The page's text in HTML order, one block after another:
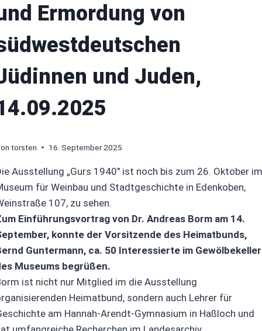
Ermordung von
und Juden,
torsten 16. September 2025
Ausstellung „Gurs 1940″ ist noch bis zum 26. Oktober im
für Weinbau und Stadtgeschichte in Edenkoben,
107, zu sehen.
Einführungsvortrag von Dr. Andreas Borm am 14.
konnte der Vorsitzende des Heimatbunds,
Guntermann, ca. 50 Interessierte im Gewölbekeller
Museums begrüßen.
ist nicht nur Mitglied im die Ausstellung
Heimatbund, sondern auch Lehrer für
am Hannah-Arendt-Gymnasium in Haßloch und